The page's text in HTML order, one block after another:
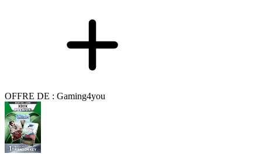
OFFRE DE : Gaming4you